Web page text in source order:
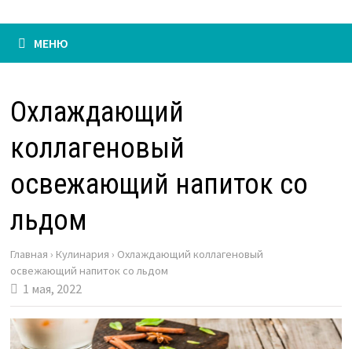
МЕНЮ
Охлаждающий
коллагеновый
освежающий напиток со
льдом
Главная › Кулинария › Охлаждающий коллагеновый
освежающий напиток со льдом
1 мая, 2022